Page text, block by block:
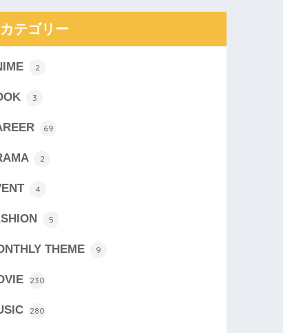
カテゴリー
2
3
69
2
4
5
THEME 9
230
280